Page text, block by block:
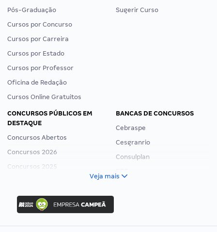
Pós-Graduação
Cursos por Concurso
Cursos por Carreira
Cursos por Estado
Cursos por Professor
Oficina de Redação
Cursos Online Gratuitos
Sugerir Curso
CONCURSOS PÚBLICOS EM
DESTAQUE
Concursos Abertos
Concursos 2026
Concursos 2025
Concurso Ibama
Concurso MPU
Editais publicados
BANCAS DE CONCURSOS
Cebraspe
Cesgranrio
Consulplan
Veja mais